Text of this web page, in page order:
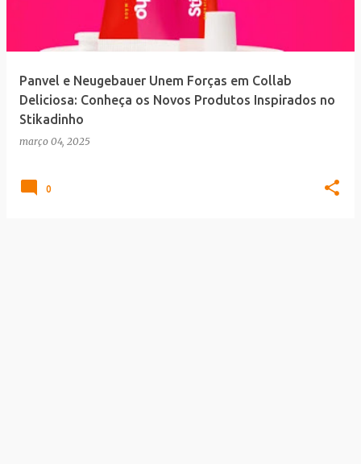
Panvel e Neugebauer Unem Forças em Collab
Deliciosa: Conheça os Novos Produtos Inspirados no
Stikadinho
março 04, 2025
0